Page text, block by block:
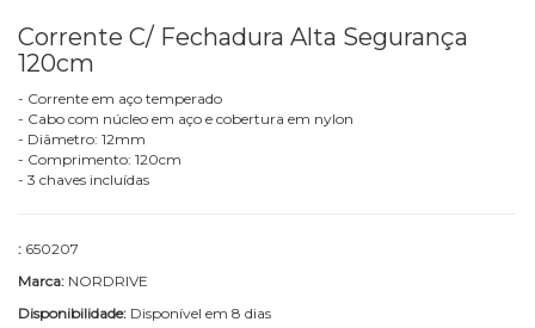
Corrente C/ Fechadura Alta Segurança
120cm
- Corrente em aço temperado
- Cabo com núcleo em aço e cobertura em nylon
- Diâmetro: 12mm
- Comprimento: 120cm
- 3 chaves incluídas
: 650207
Marca: NORDRIVE
Disponibilidade: Disponível em 8 dias